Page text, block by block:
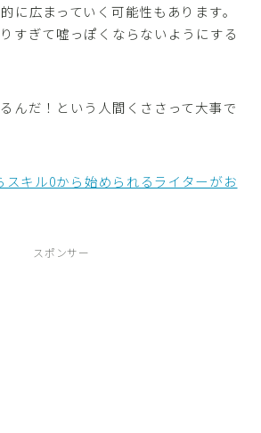
に広まっていく可能性もあります。
すぎて嘘っぽくならないようにする
んだ！という人間くささって大事で
スキル0から始められるライターがお
スポンサー